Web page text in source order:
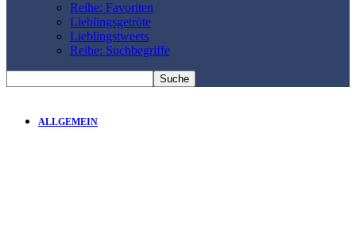
Reihe: Favoriten
Lieblingsgetröte
Lieblingstweets
Reihe: Suchbegriffe
ALLGEMEIN